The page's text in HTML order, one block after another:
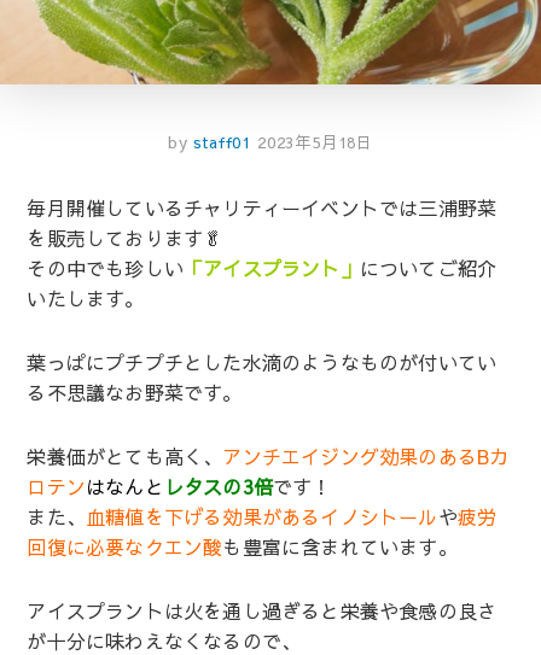
by staff01 2023年5月18日
毎月開催しているチャリティーイベントでは三浦野菜
を販売しております🥬
その中でも珍しい 「アイスプラント」 についてご紹介
いたします。
葉っぱにプチプチとした水滴のようなものが付いてい
る不思議なお野菜です。
栄養価がとても高く、 アンチエイジング効果のあるBカ
ロテンはなんと レタスの3倍です！
また、 血糖値を下げる効果があるイノシトールや疲労
回復に必要なクエン酸も豊富に含まれています。
アイスプラントは火を通し過ぎると栄養や食感の良さ
が十分に味わえなくなるので、